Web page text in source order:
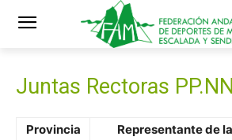
Juntas Rectoras PP.NN
Provincia Representante de